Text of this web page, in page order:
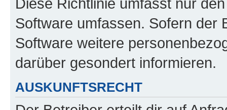
Software umfassen. Sofern der
Software weitere
darüber gesondert informieren.
AUSKUNFTSRECHT